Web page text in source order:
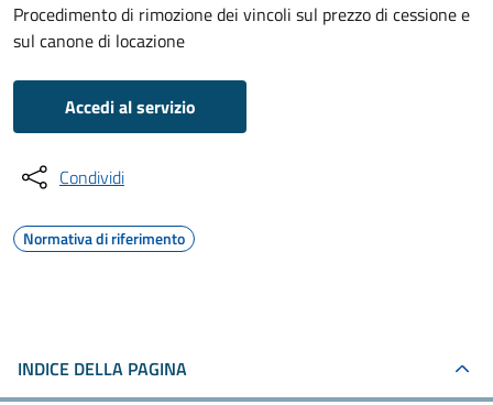
Procedimento di rimozione dei vincoli sul prezzo di cessione e
sul canone di locazione
Accedi al servizio
Condividi
Normativa di riferimento
INDICE DELLA PAGINA